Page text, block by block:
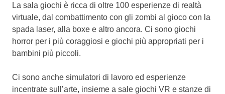
La sala giochi è ricca di oltre 100 esperienze di realtà
virtuale, dal combattimento con gli zombi al gioco con la
spada laser, alla boxe e altro ancora. Ci sono giochi
horror per i più coraggiosi e giochi più appropriati per i
bambini più piccoli.
Ci sono anche simulatori di lavoro ed esperienze
incentrate sull’arte, insieme a sale giochi VR e stanze di